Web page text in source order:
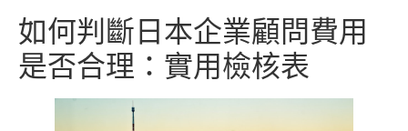
如何判斷日本企業顧問費用
是否合理：實用檢核表